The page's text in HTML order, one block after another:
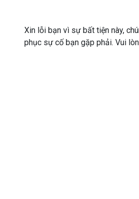
Xin lỗi bạn vì sự bất tiện này,
phục sự cố bạn gặp phải. Vui